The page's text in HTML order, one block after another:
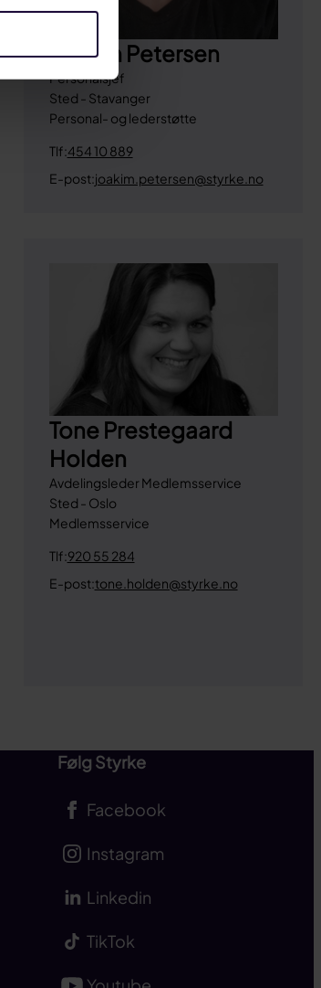
Joakim Petersen
Personalsjef
Sted - Stavanger
Personal- og lederstøtte
Tlf:454 10 889
E-post:joakim.petersen@styrke.no
Tone Prestegaard
Holden
Avdelingsleder Medlemsservice
Sted - Oslo
Medlemsservice
Tlf:920 55 284
E-post:tone.holden@styrke.no
Følg Styrke
Facebook
Instagram
Linkedin
TikTok